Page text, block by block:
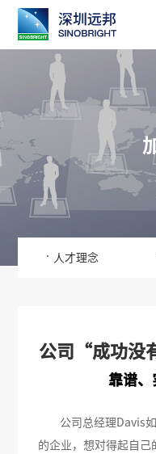
. 人才理念
01
公司“成功没
靠谱、
公司总经理Davis如
的企业，想对得起自己